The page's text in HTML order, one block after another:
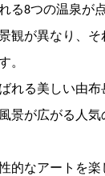
る8つの温泉が
観が異なり、そ
。
れる美しい由布
景が広がる人
的なアートを楽